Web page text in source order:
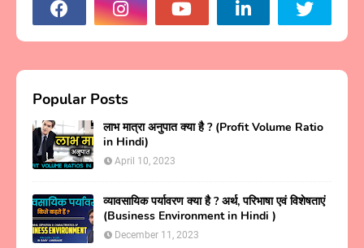
Popular Posts
लाभ मात्रा अनुपात क्या है ? (Profit Volume Ratio
in Hindi)
April 10, 2023
व्यावसायिक पर्यावरण क्या है ? अर्थ, परिभाषा एवं विशेषताएं
(Business Environment in Hindi )
December 11, 2023